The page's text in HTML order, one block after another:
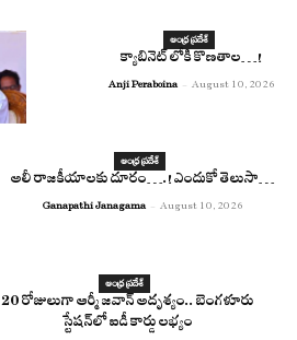
ఆంధ్ర ప్రదేశ్
క్యాబినెట్ లోకి కొణతాల…!
Anji Peraboina - August 10, 2026
ఆంధ్ర ప్రదేశ్
అలీ రాజ‌కీయాల‌కు దూరం….! ఎందుకో తెలుసా…
Ganapathi Janagama - August 10, 2026
ఆంధ్ర ప్రదేశ్
20 రోజులుగా ఆర్మీ జవాన్ అదృశ్యం.. బెంగళూరు
స్టేషన్‌లో ఐడీ కార్డు లభ్యం